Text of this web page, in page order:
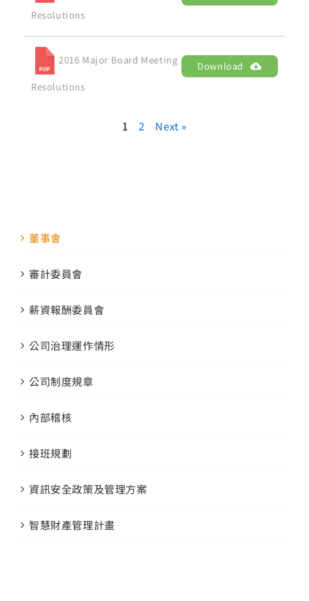
Resolutions
2016 Major Board Meeting
Resolutions
Download
1 2 Next »
董事會
審計委員會
薪資報酬委員會
公司治理運作情形
公司制度規章
內部稽核
接班規劃
資訊安全政策及管理方案
智慧財產管理計畫